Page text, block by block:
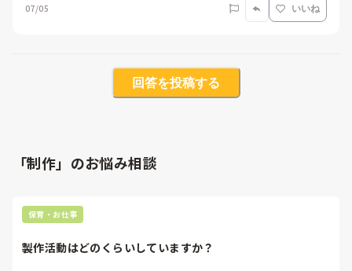
07/05 いいね
回答を投稿する
「制作」のお悩み相談
保育・お仕事
製作活動はどのくらいしていますか？